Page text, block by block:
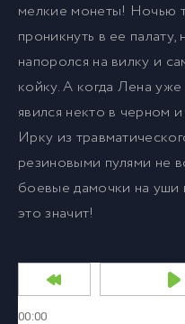
мелкие монеты! Ночью
проникнуть в ее
напоролся на вилку и
койку. А когда Лена
явился некто в черном
Ирку из
резиновыми пулями не
боевые дамочки на уши
это значит!
00:00